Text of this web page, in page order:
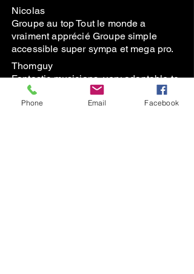
Nicolas
Groupe au top Tout le monde a
vraiment apprécié Groupe simple
accessible super sympa et mega pro.
Thomguy
Fantastic musicians, very adaptable to
our ‘flexible’ schedule and friendly
people. Thank you!
Phone Email Facebook